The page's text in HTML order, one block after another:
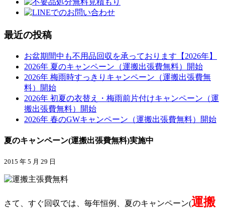
最近の投稿
お盆期間中も不用品回収を承っております【2026年】
2026年 夏のキャンペーン（運搬出張費無料）開始
2026年 梅雨時すっきりキャンペーン（運搬出張費無
料）開始
2026年 初夏の衣替え・梅雨前片付けキャンペーン（運
搬出張費無料）開始
2026年 春のGWキャンペーン（運搬出張費無料）開始
夏のキャンペーン(運搬出張費無料)実施中
2015 年 5 月 29 日
さて、すぐ回収では、毎年恒例、夏のキャンペーン(運搬